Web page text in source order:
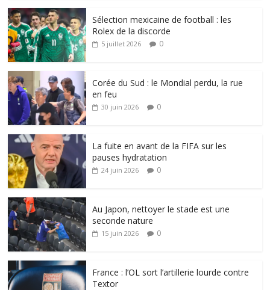
Sélection mexicaine de football : les
Rolex de la discorde
5 juillet 2026 0
Corée du Sud : le Mondial perdu, la rue
en feu
30 juin 2026 0
La fuite en avant de la FIFA sur les
pauses hydratation
24 juin 2026 0
Au Japon, nettoyer le stade est une
seconde nature
15 juin 2026 0
France : l’OL sort l’artillerie lourde contre
Textor